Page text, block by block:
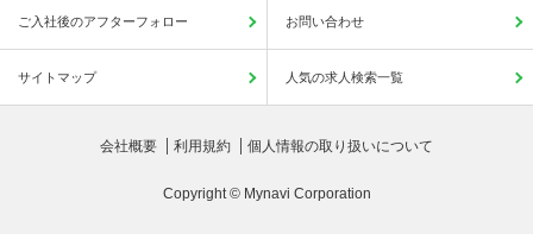
ご入社後のアフターフォロー お問い合わせ
サイトマップ 人気の求人検索一覧
会社概要 利用規約 個人情報の取り扱いについて
Copyright © Mynavi Corporation